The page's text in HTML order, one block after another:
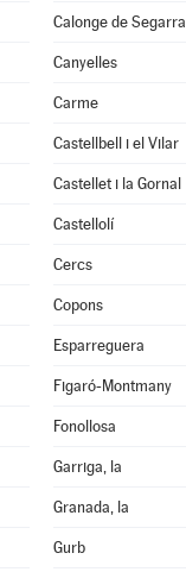
Calonge de Segarra
Canyelles
Carme
Castellbell i el Vilar
Castellet i la Gornal
Castellolí
Cercs
Copons
Esparreguera
Figaró-Montmany
Fonollosa
Garriga, la
Granada, la
Gurb